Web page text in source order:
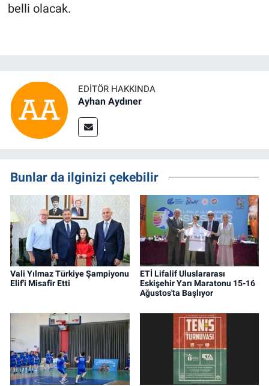
belli olacak.
EDITÖR HAKKINDA
Ayhan Aydıner
Bunlar da ilginizi çekebilir
Vali Yılmaz Türkiye Şampiyonu
Elif'i Misafir Etti
ETİ Lifalif Uluslararası
Eskişehir Yarı Maratonu 15-16
Ağustos'ta Başlıyor